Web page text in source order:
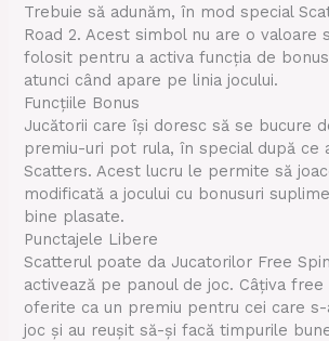
Trebuie să adunăm, în mod special
Road 2. Acest simbol nu are o valoare
folosit pentru a activa funcția de
atunci când apare pe linia jocului.
Funcțiile Bonus
Jucătorii care își doresc să se bucure
premiu-uri pot rula, în special după ce
Scatters. Acest lucru le permite să
modificată a jocului cu bonusuri
bine plasate.
Punctajele Libere
Scatterul poate da Jucatorilor Free
activează pe panoul de joc. Câțiva
oferite ca un premiu pentru cei care
joc și au reușit să-și facă timpurile